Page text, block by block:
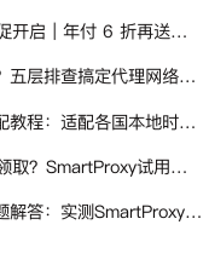
AdsPower 黑五大促开启｜年付 6 折再送半年＋豪礼抽奖
反复换IP依旧掉线？五层排查搞定代理网络异常
跨境运营时区IP调配教程：适配各国本地时区设置方法
免费测试额度怎么领取？SmartProxy试用产品完整体验指引
海外住宅IP常见问题解答：实测SmartProxy使用经验分享